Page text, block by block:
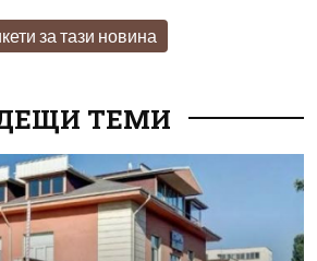
за тази новина
ТЕМИ